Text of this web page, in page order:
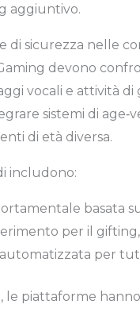
aggiuntivo.
di sicurezza nelle
devono
vocali e attività
sistemi di
di età diversa.
includono:
basata
per il
automatizzata per
le piattaforme